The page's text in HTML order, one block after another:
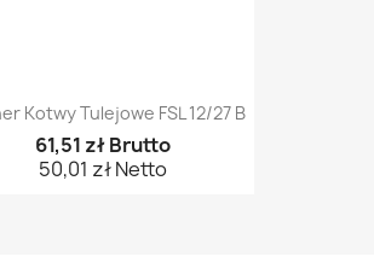
Kotwy Tulejowe FSL 12/27 B
61,51 zł Brutto
50,01 zł Netto